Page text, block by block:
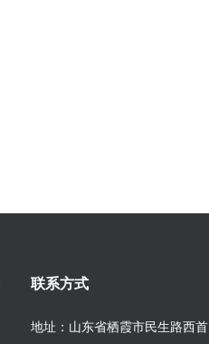
联系方式
地址：山东省栖霞市民生路西首